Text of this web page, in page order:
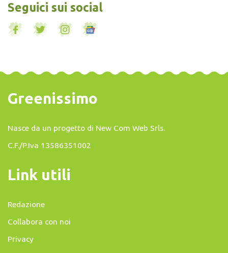
Seguici sui social
Greenissimo
Nasce da un progetto di New Com Web Srls.
C.F./P.Iva 13586351002
Link utili
Redazione
Collabora con noi
Privacy